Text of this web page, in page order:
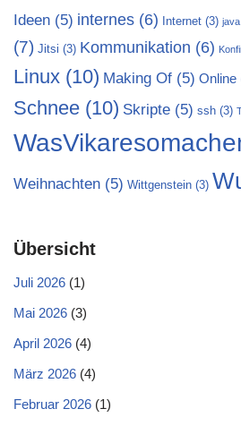
Ideen (5) internes (6) Internet (3) java
(7) Jitsi (3) Kommunikation (6)
Linux (10) Making Of (5) Online
Schnee (10) Skripte (5) ssh (3)
Weihnachten (5) Wittgenstein (3)
Übersicht
Juli 2026 (1)
Mai 2026 (3)
April 2026 (4)
März 2026 (4)
Februar 2026 (1)